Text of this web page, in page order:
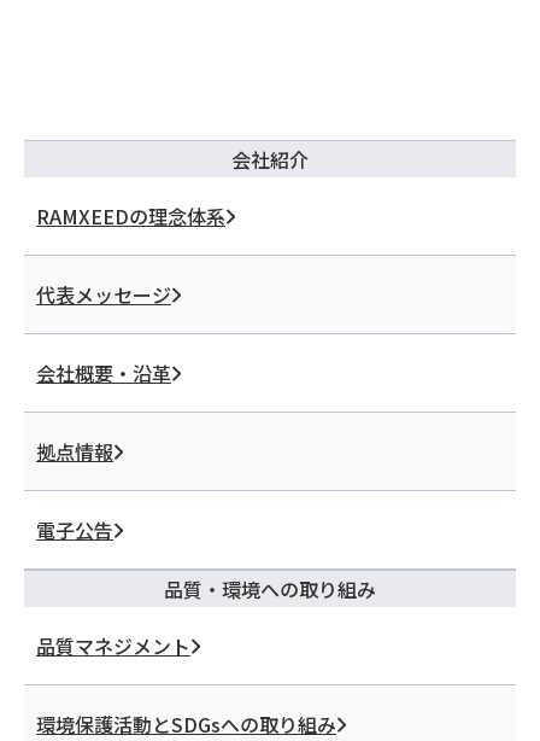
会社紹介
RAMXEEDの理念体系
代表メッセージ
会社概要・沿革
拠点情報
電子公告
品質・環境への取り組み
品質マネジメント
環境保護活動とSDGsへの取り組み